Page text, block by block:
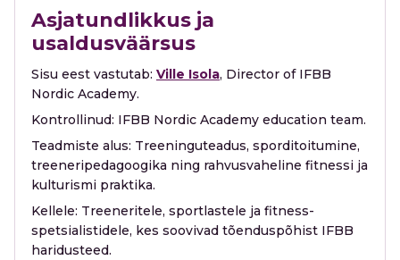
Asjatundlikkus ja
usaldusväärsus
Sisu eest vastutab: Ville Isola, Director of IFBB
Nordic Academy.
Kontrollinud: IFBB Nordic Academy education team.
Teadmiste alus: Treeninguteadus, sporditoitumine,
treeneripedagoogika ning rahvusvaheline fitnessi ja
kulturismi praktika.
Kellele: Treeneritele, sportlastele ja fitness-
spetsialistidele, kes soovivad tõenduspõhist IFBB
haridusteed.